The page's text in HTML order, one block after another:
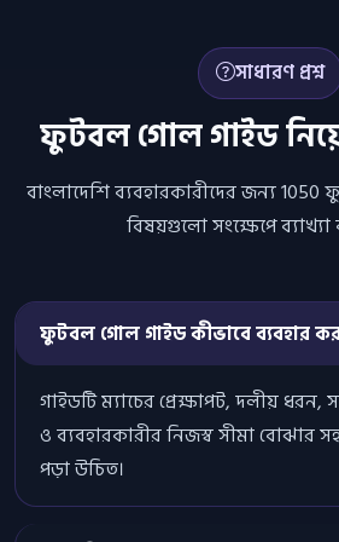
সাধারণ প্রশ্ন
ফুটবল গোল গাইড নিয়ে
বাংলাদেশি ব্যবহারকারীদের জন্য
বিষয়গুলো সংক্ষেপে
ফুটবল গোল গাইড কীভাবে ব্যবহার
গাইডটি ম্যাচের প্রেক্ষাপট, দলীয় ধরন,
ও ব্যবহারকারীর নিজস্ব সীমা বোঝার
পড়া উচিত।